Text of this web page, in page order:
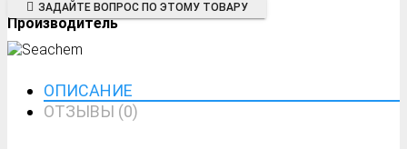
ЗАДАЙТЕ ВОПРОС ПО ЭТОМУ ТОВАРУ
Производитель
ОПИСАНИЕ
ОТЗЫВЫ (0)